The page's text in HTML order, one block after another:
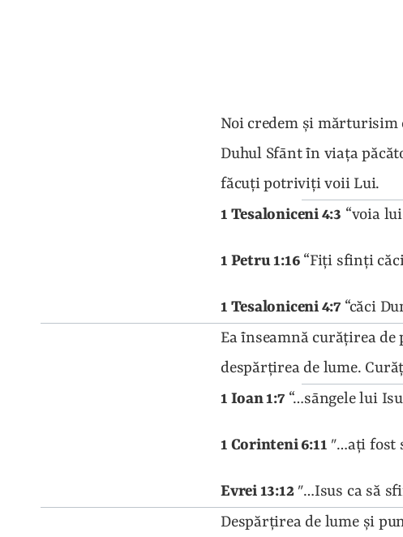
Noi credem şi mărturisim
Duhul Sfānt īn viaţa
făcuţi potriviţi voii Lui.
1 Tesaloniceni 4:3 “voia
1 Petru 1:16 “Fiţi sfinţi
1 Tesaloniceni 4:7 “căci
Ea īnseamnă curăţirea
despărţirea de lume.
1 Ioan 1:7 “…sāngele lui
1 Corinteni 6:11 ″…aţi fost
Evrei 13:12 ″…Isus ca să
Despărţirea de lume şi